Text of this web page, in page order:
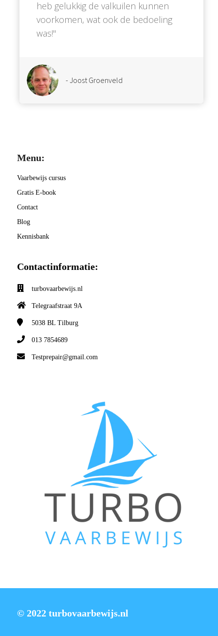
heb gelukkig de valkuilen kunnen
voorkomen, wat ook de bedoeling
was!''
- Joost Groenveld
Menu:
Vaarbewijs cursus
Gratis E-book
Contact
Blog
Kennisbank
Contactinformatie:
turbovaarbewijs.nl
Telegraafstraat 9A
5038 BL Tilburg
013 7854689
Testprepair@gmail.com
© 2022 turbovaarbewijs.nl